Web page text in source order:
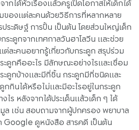
กได้หัวเรื่องแล้วครูเปิดโอกาสให้เด็กได้
ของแต่ละคนด้วยวิธีการที่หลากหลาย
ประดิษฐ์ การปั้น เป็นต้น โดยส่วนใหญ่เด็ก
ระดูกจากเทศกาลวันฮาโลวีน และช่วย
ละคนอยากรู้เกี่ยวกับกระดูก สรุปร่วม
ะดูกคืออะไร มีลักษณะอย่างไรและเชื่อม
ะดูกบ้างและมีกี่ชิ้น กระดูกมีกี่ชนิดและ
กินได้หรือไม่และมีอะไรอยู่ในกระดูก
ไร หลังจากได้ประเด็นแล้วเด็ก ๆ ได้
ล เช่น สอบถามจากผู้ปกครอง พยาบาล
Google ดูหนังสือ สารคดี เป็นต้น